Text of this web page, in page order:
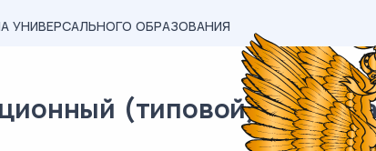
УНИВЕРСАЛЬНОГО ОБРАЗОВАНИЯ
(типовой)